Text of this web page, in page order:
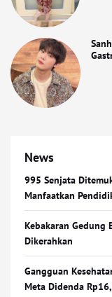
News
995 Senjata
Manfaatkan
Kebakaran Gedung
Dikerahkan
Gangguan
Meta Didenda